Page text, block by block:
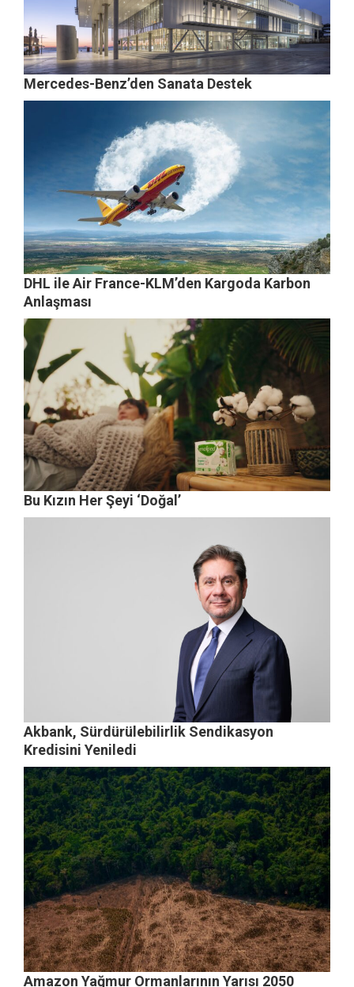
Mercedes-Benz’den Sanata Destek
DHL ile Air France-KLM’den Kargoda Karbon
Anlaşması
Bu Kızın Her Şeyi ‘Doğal’
Akbank, Sürdürülebilirlik Sendikasyon
Kredisini Yeniledi
Amazon Yağmur Ormanlarının Yarısı 2050